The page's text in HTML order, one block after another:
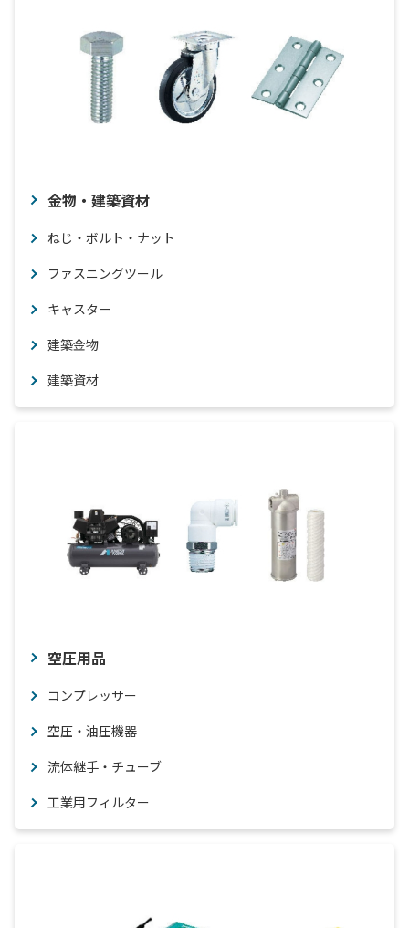
金物・建築資材
ねじ・ボルト・ナット
ファスニングツール
キャスター
建築金物
建築資材
空圧用品
コンプレッサー
空圧・油圧機器
流体継手・チューブ
工業用フィルター